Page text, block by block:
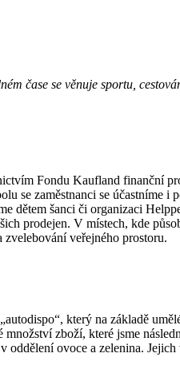
čase se věnuje sportu,
Fondu Kaufland finanční
se zaměstnanci se účastníme i
dětem šanci či organizaci
prodejen. V místech, kde
veřejného prostoru.
který na základě
zboží, které jsme
ovoce a zelenina.